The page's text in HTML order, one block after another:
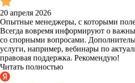
20 апреля 2026
Опытные менеджеры, с которыми
Всегда вовремя информируют о
со спорными вопросами.
услуги, например, вебинары по
правовая поддержка. Рекомендую!
Читать полностью